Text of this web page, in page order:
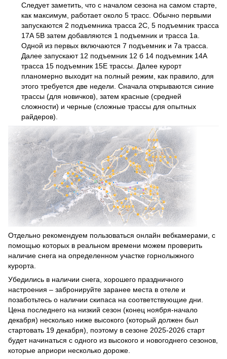
Следует заметить, что с началом сезона на самом старте,
как максимум, работает около 5 трасс. Обычно первыми
запускаются 2 подъемника трасса 2С, 5 подъемник трасса
17А 5B затем добавляются 1 подъемник и трасса 1а.
Одной из первых включаются 7 подъемник и 7а трасса.
Далее запускают 12 подъемник 12 б 14 подъемник 14А
трасса 15 подъемник 15Е трассы. Далее курорт
планомерно выходит на полный режим, как правило, для
этого требуется две недели. Сначала открываются синие
трассы (для новичков), затем красные (средней
сложности) и черные (сложные трассы для опытных
райдеров).
Отдельно рекомендуем пользоваться онлайн вебкамерами, с
помощью которых в реальном времени можем проверить
наличие снега на определенном участке горнолыжного
курорта.
Убедились в наличии снега, хорошего праздничного
настроения – забронируйте заранее места в отеле и
позаботьтесь о наличии скипаса на соответствующие дни.
Цена последнего на низкий сезон (конец ноября-начало
декабря) несколько ниже высокого (который должен был
стартовать 19 декабря), поэтому в сезоне 2025-2026 старт
будет начинаться с одного из высокого и новогоднего сезонов,
которые априори несколько дороже.